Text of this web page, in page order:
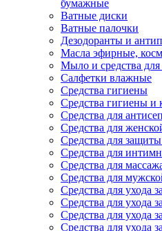
бумажные
Ватные диски
Ватные палочки
Дезодоранты и
Масла эфирные,
Мыло и средства
Салфетки влажные
Средства гигиены
Средства гигиены и
Средства для
Средства для
Средства для
Средства для
Средства для
Средства для
Средства для ухода
Средства для ухода
Средства для ухода
Средства для ухода